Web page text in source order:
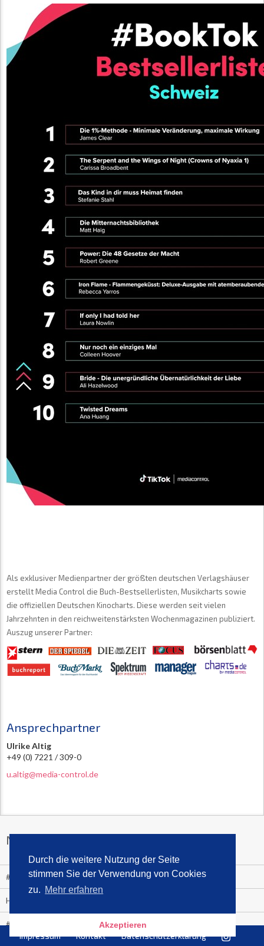
Durch die weitere Nutzung der Seite
stimmen Sie der Verwendung von Cookies
zu. Mehr erfahren
Akzeptieren
Als exklusiver Medienpartner der größten deutschen Verlagshäuser
erstellt Media Control die Buch-Bestsellerlisten, Musikcharts sowie
die offiziellen Deutschen Kinocharts. Diese werden seit vielen
Jahrzehnten in den reichweitenstärksten Wochenmagazinen publiziert.
Auszug unserer Partner:
Ansprechpartner
Ulrike Altig
+49 (0) 7221 / 309-0
u.altig@media-control.de
News
#BookTok Bestsellerliste für den Monat Juli 2026
Halbjahressieger 2026
#BookTok Bestsellerliste für den Monat Juni 2026
Impressum Kontakt Datenschutzerklärung